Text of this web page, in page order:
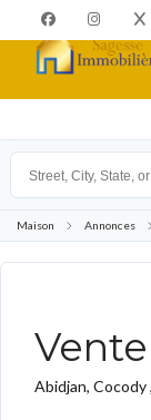
Maison Annonces
Abidjan,